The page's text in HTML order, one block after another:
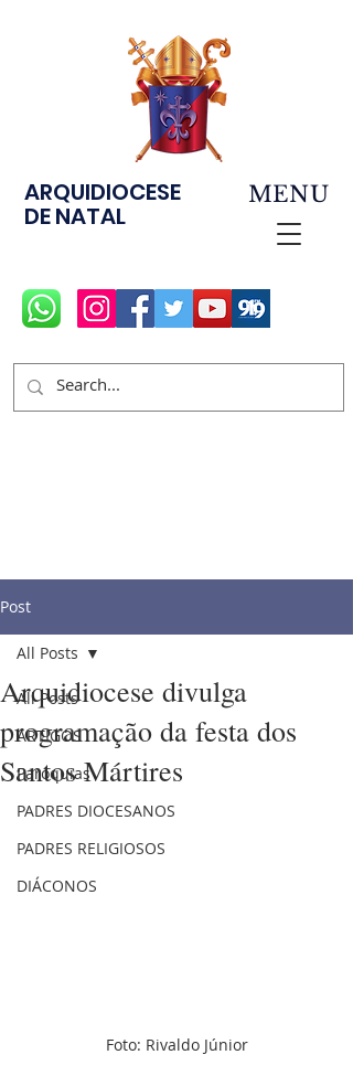
ARQUIDIOCESE
DE NATAL
MENU
Post
All Posts
ARTIGOS
Paróquias
PADRES DIOCESANOS
PADRES RELIGIOSOS
DIÁCONOS
All Posts
Arquidiocese divulga
programação da festa dos
Santos Mártires
Foto: Rivaldo Júnior